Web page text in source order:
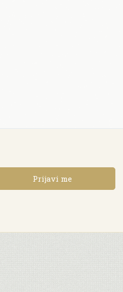
Prijavi me